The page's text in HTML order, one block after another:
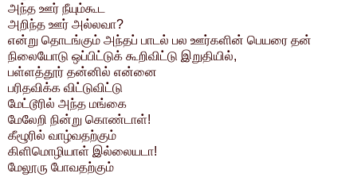
அந்த ஊர் நீயும்கூட
அறிந்த ஊர் அல்லவா?
என்று தொடங்கும் அந்தப் பாடல் பல ஊர்களின் பெயரை தன்
நிலையோடு ஒப்பிட்டுக் கூறிவிட்டு இறுதியில்,
பள்ளத்தூர் தன்னில் என்னை
பரிதவிக்க விட்டுவிட்டு
மேட்டூரில் அந்த மங்கை
மேலேறி நின்று கொண்டாள்!
கீழூரில் வாழ்வதற்கும்
கிளிமொழியாள் இல்லையடா!
மேலூரு போவதற்கும்